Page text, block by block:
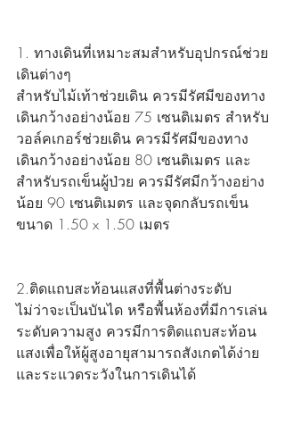
1. ทางเดินที่เหมาะสมสำหรับอุปกรณ์ช่วย
เดินต่างๆ
สำหรับไม้เท้าช่วยเดิน ควรมีรัศมีของทาง
เดินกว้างอย่างน้อย 75 เซนติเมตร สำหรับ
วอล์คเกอร์ช่วยเดิน ควรมีรัศมีของทาง
เดินกว้างอย่างน้อย 80 เซนติเมตร และ
สำหรับรถเข็นผู้ป่วย ควรมีรัศมีกว้างอย่าง
น้อย 90 เซนติเมตร และจุดกลับรถเข็น
ขนาด 1.50 x 1.50 เมตร
2.ติดแถบสะท้อนแสงที่พื้นต่างระดับ
ไม่ว่าจะเป็นบันได หรือพื้นห้องที่มีการเล่น
ระดับความสูง ควรมีการติดแถบสะท้อน
แสงเพื่อให้ผู้สูงอายุสามารถสังเกตได้ง่าย
และระแวดระวังในการเดินได้